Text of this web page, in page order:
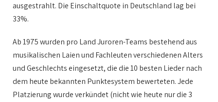
ausgestrahlt. Die Einschaltquote in Deutschland lag bei
33%.
Ab 1975 wurden pro Land Juroren-Teams bestehend aus
musikalischen Laien und Fachleuten verschiedenen Alters
und Geschlechts eingesetzt, die die 10 besten Lieder nach
dem heute bekannten Punktesystem bewerteten. Jede
Platzierung wurde verkündet (nicht wie heute nur die 3